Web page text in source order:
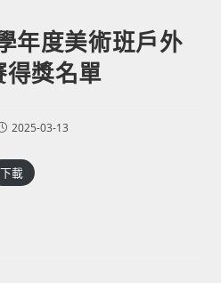
年度美術班戶外
獎名單
2025-03-13
下載